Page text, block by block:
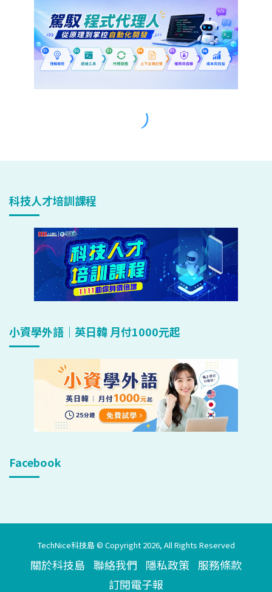
科技人才培訓課程
小資學外語｜英日韓 月付1000元起
Facebook
TechNice科技島 © Copyright 2026, All Rights Reserved
關於科技島 聯絡我們 隱私政策 服務條款
訂閱電子報